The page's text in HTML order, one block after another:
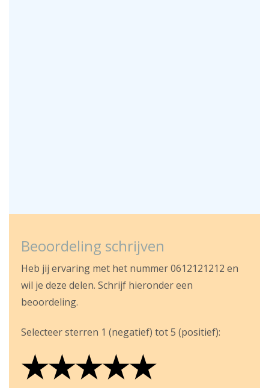
Beoordeling schrijven
Heb jij ervaring met het nummer 0612121212 en
wil je deze delen. Schrijf hieronder een
beoordeling.
Selecteer sterren 1 (negatief) tot 5 (positief):
★
★★
★★★
★★★★
★★★★★